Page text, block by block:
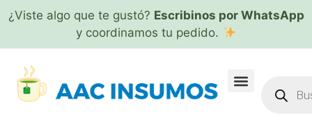
¿Viste algo que te gustó? Escribinos por WhatsApp
y coordinamos tu pedido.